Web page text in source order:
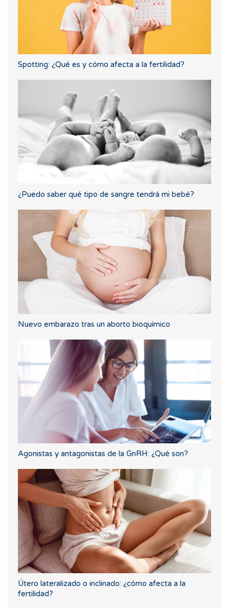
Spotting: ¿Qué es y cómo afecta a la fertilidad?
¿Puedo saber qué tipo de sangre tendrá mi bebé?
Nuevo embarazo tras un aborto bioquímico
Agonistas y antagonistas de la GnRH: ¿Qué son?
Útero lateralizado o inclinado: ¿cómo afecta a la
fertilidad?